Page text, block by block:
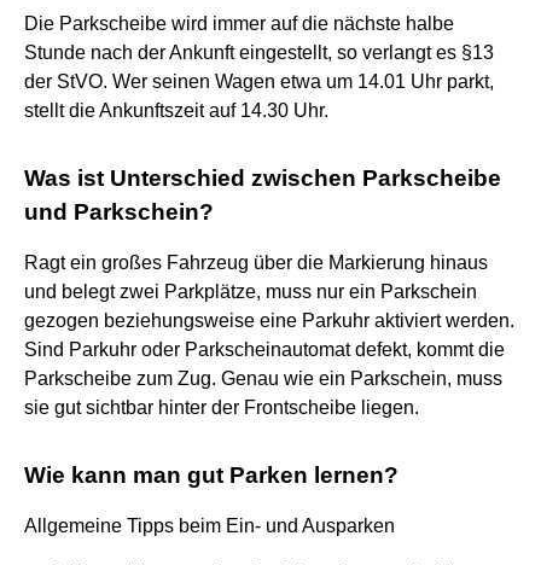
Die Parkscheibe wird immer auf die nächste halbe
Stunde nach der Ankunft eingestellt, so verlangt es §13
der StVO. Wer seinen Wagen etwa um 14.01 Uhr parkt,
stellt die Ankunftszeit auf 14.30 Uhr.
Was ist Unterschied zwischen Parkscheibe
und Parkschein?
Ragt ein großes Fahrzeug über die Markierung hinaus
und belegt zwei Parkplätze, muss nur ein Parkschein
gezogen beziehungsweise eine Parkuhr aktiviert werden.
Sind Parkuhr oder Parkscheinautomat defekt, kommt die
Parkscheibe zum Zug. Genau wie ein Parkschein, muss
sie gut sichtbar hinter der Frontscheibe liegen.
Wie kann man gut Parken lernen?
Allgemeine Tipps beim Ein- und Ausparken